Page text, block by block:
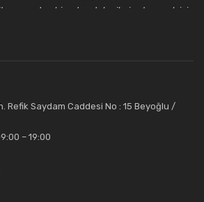
açısından bir adım daha ileriye taşımak için
ile bu gün ve gelecekte
Refik Saydam Caddesi No : 15 Beyoğlu /
– 19:00